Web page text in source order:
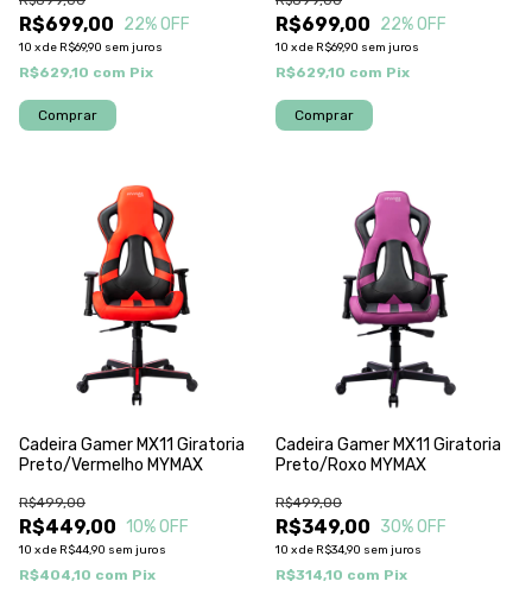
R$699,00 22% OFF
10 xde R$69,90 sem juros
R$629,10 com Pix
R$699,00 22% OFF
10 xde R$69,90 sem juros
R$629,10 com Pix
Cadeira Gamer MX11 Giratoria
Preto/Vermelho MYMAX
R$449,00
R$499,00
10% OFF
10 xde R$44,90 sem juros
R$404,10 com Pix
Cadeira Gamer MX11 Giratoria
Preto/Roxo MYMAX
R$349,00
R$499,00
30% OFF
10 xde R$34,90 sem juros
R$314,10 com Pix